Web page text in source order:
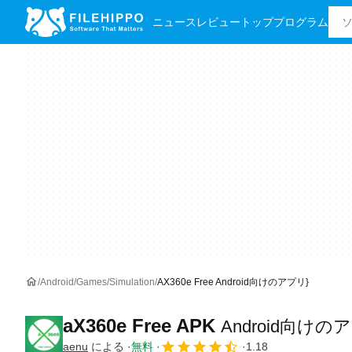
ニュース レビュー トッププログラム
Android Games Simulation AX360e Free Android向けのアプリ}
aX360e Free APK Android向けの
aenu による 無料 1.18